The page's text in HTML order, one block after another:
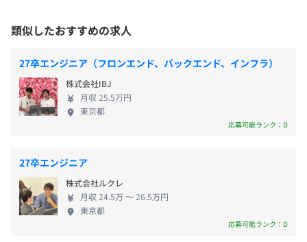
また、OSS開発アドバイザーを招き、業務時間内でのOSS
Macbook Proを支給 ※iOS開発の場合はiMacも支給可能
キーボード・マウス、ディスプレイはお好みのインプット
アジャイル
・東京メトロ日比谷線、都営大江戸線「六本木駅」より徒
歩6分
・年末年始休暇
・慶弔休暇
・GW休暇
・夏期休暇
・ファミラブ（Family Love）休暇
・残業代（固定残業を超えて発生するもの）
・住宅手当
ームのプラットフォーム『ヌリカエ』を立ち上げて
きました。また、既存事業の延長線上にない非連続
的な新規事業の立ち上げなどのチャレンジも水面下
で行っています。
類似したおすすめの求人
27卒エンジニア（フロンエンド、バックエンド、インフラ）
株式会社IBJ
月収 25.5万円
東京都
応募可能ランク：D
27卒エンジニア
株式会社ルクレ
月収 24.5万 〜 26.5万円
東京都
応募可能ランク：D